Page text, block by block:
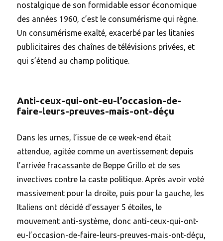
nostalgique de son formidable essor économique
des années 1960, c’est le consumérisme qui règne.
Un consumérisme exalté, exacerbé par les litanies
publicitaires des chaînes de télévisions privées, et
qui s’étend au champ politique.
Anti-ceux-qui-ont-eu-l’occasion-de-
faire-leurs-preuves-mais-ont-déçu
Dans les urnes, l’issue de ce week-end était
attendue, agitée comme un avertissement depuis
l’arrivée fracassante de Beppe Grillo et de ses
invectives contre la caste politique. Après avoir voté
massivement pour la droite, puis pour la gauche, les
Italiens ont décidé d’essayer 5 étoiles, le
mouvement anti-système, donc anti-ceux-qui-ont-
eu-l’occasion-de-faire-leurs-preuves-mais-ont-déçu,